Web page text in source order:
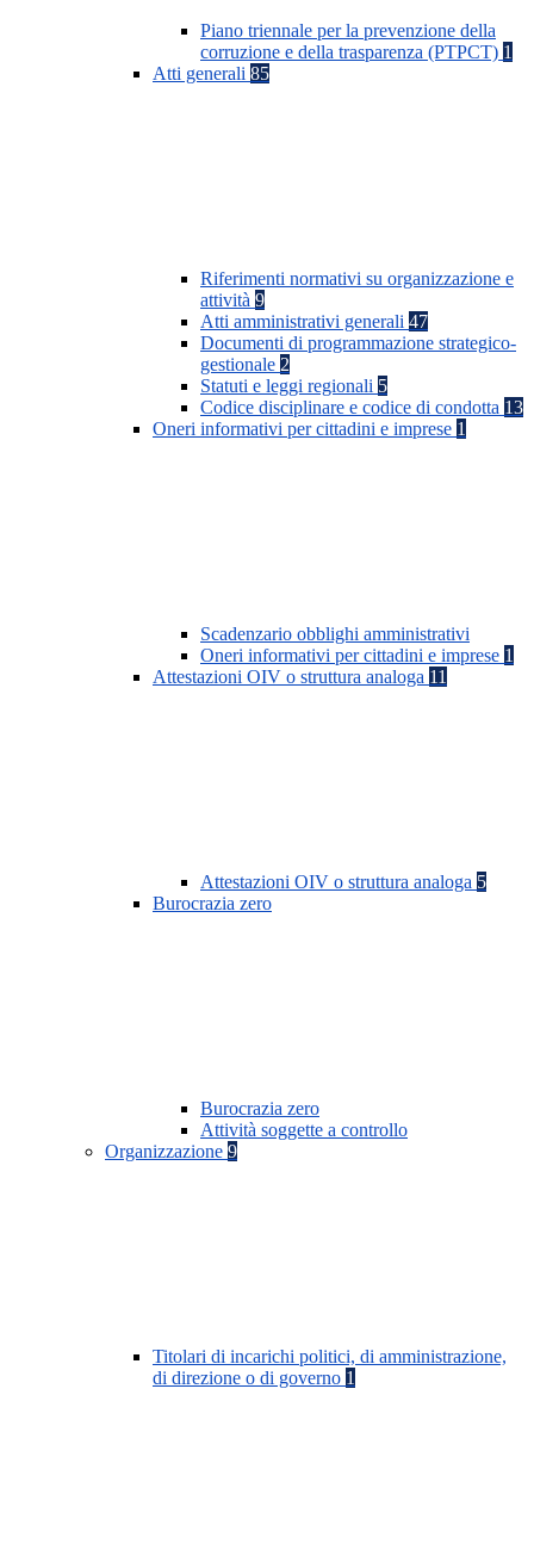
Piano triennale per la prevenzione della
corruzione e della trasparenza (PTPCT) 1
Atti generali 85
Riferimenti normativi su organizzazione e
attività 9
Atti amministrativi generali 47
Documenti di programmazione strategico-
gestionale 2
Statuti e leggi regionali 5
Codice disciplinare e codice di condotta 13
Oneri informativi per cittadini e imprese 1
Scadenzario obblighi amministrativi
Oneri informativi per cittadini e imprese 1
Attestazioni OIV o struttura analoga 11
Attestazioni OIV o struttura analoga 5
Burocrazia zero
Burocrazia zero
Attività soggette a controllo
Organizzazione 9
Titolari di incarichi politici, di amministrazione,
di direzione o di governo 1